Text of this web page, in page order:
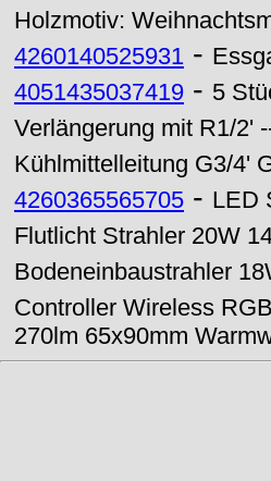
Holzmotiv:
4260140525931 -
4051435037419 - 5
Verlängerung mit R1/2'
Kühlmittelleitung G3/4'
4260365565705 - LED
Flutlicht Strahler 20W
Bodeneinbaustrahler
Controller Wireless
270lm 65x90mm